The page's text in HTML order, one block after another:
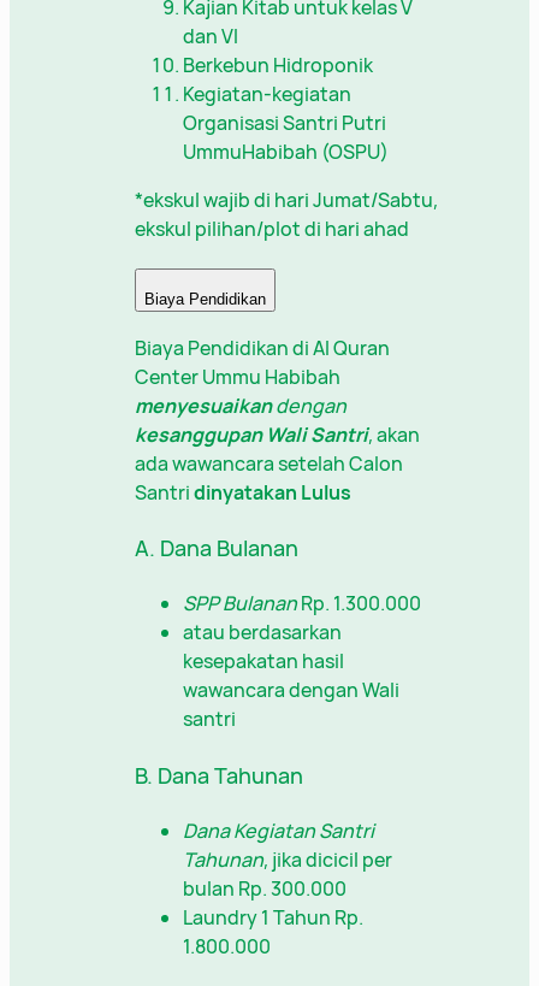
Kajian Kitab untuk kelas V
dan VI
Berkebun Hidroponik
Kegiatan-kegiatan
Organisasi Santri Putri
UmmuHabibah (OSPU)
*ekskul wajib di hari Jumat/Sabtu,
ekskul pilihan/plot di hari ahad
Biaya Pendidikan
Biaya Pendidikan di Al Quran
Center Ummu Habibah
menyesuaikandengan
kesanggupan Wali Santri, akan
ada wawancara setelah Calon
Santridinyatakan Lulus
A. Dana Bulanan
SPP BulananRp. 1.300.000
atau berdasarkan
kesepakatan hasil
wawancara dengan Wali
santri
B. Dana Tahunan
Dana Kegiatan Santri
Tahunan, jika dicicil per
bulan Rp. 300.000
Laundry 1 Tahun Rp.
1.800.000